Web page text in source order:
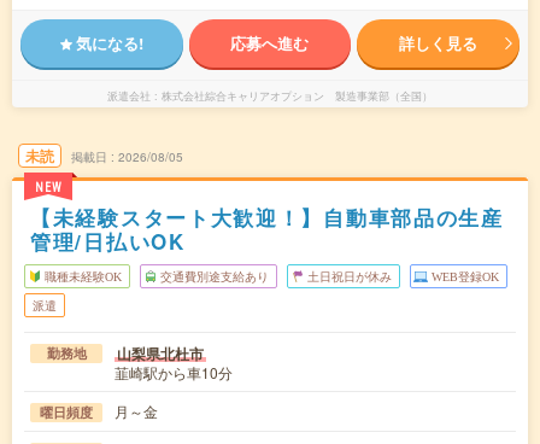
気になる! 応募へ進む 詳しく見る
派遣会社 株式会社綜合キャリアオプション 製造事業部（全国）
未読
NEW
掲載日 2026/08/05
【未経験スタート大歓迎！】自動車部品の生産
管理/日払いOK
職種未経験OK 交通費別途支給あり 土日祝日が休み WEB登録OK
派遣
勤務地 山梨県北杜市
韮崎駅から車10分
曜日頻度 月～金